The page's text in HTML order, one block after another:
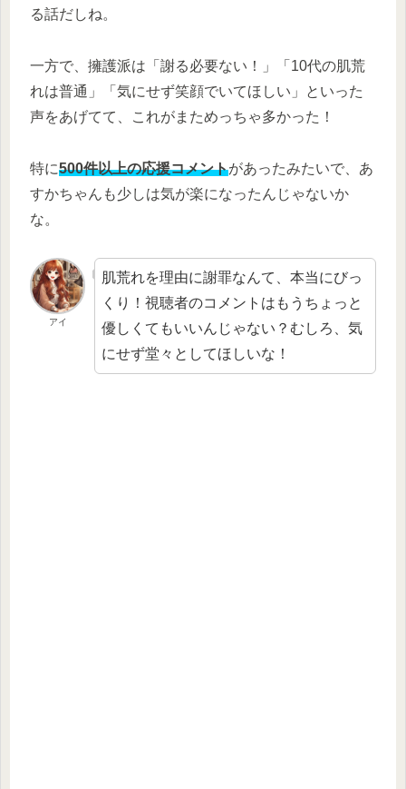
る話だしね。
一方で、擁護派は「謝る必要ない！」「10代の肌荒
れは普通」「気にせず笑顔でいてほしい」といった
声をあげてて、これがまためっちゃ多かった！
特に500件以上の応援コメントがあったみたいで、あ
すかちゃんも少しは気が楽になったんじゃないか
な。
アイ
肌荒れを理由に謝罪なんて、本当にびっ
くり！視聴者のコメントはもうちょっと
優しくてもいいんじゃない？むしろ、気
にせず堂々としてほしいな！